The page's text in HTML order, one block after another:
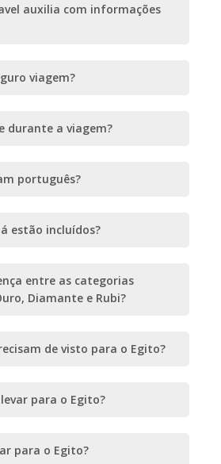
auxilia com informações
viagem?
durante a viagem?
português?
estão incluídos?
entre as categorias
Diamante e Rubi?
de visto para o Egito?
para o Egito?
para o Egito?